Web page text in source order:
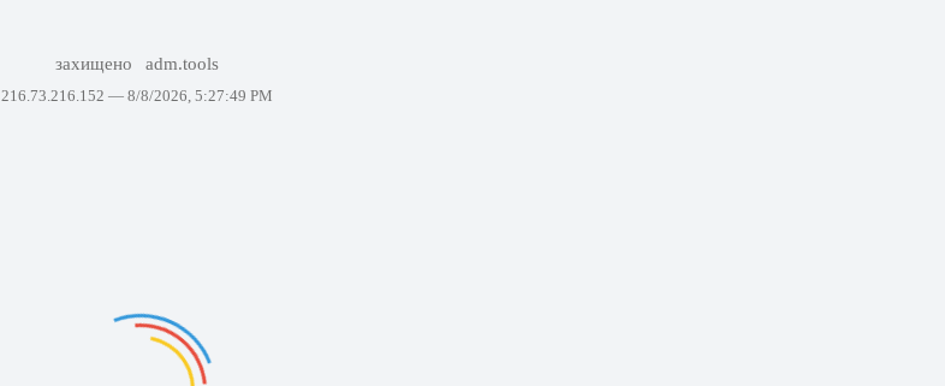
захищено adm.tools
216.73.216.152 — 8/8/2026, 5:27:49 PM